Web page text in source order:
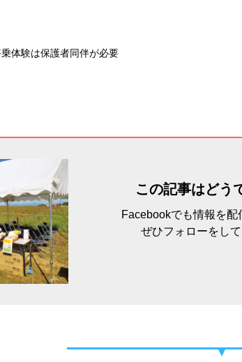
体験は保護者同伴が必要
この記事はどう
Facebookでも情報を配
ぜひフォローをして